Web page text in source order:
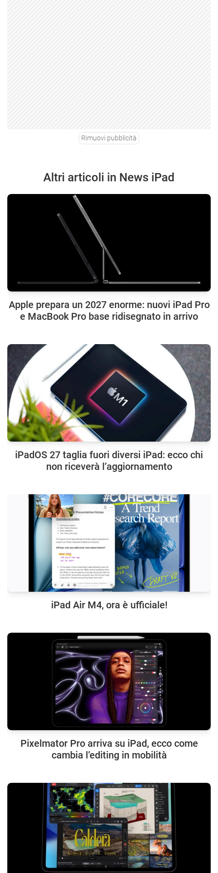
Rimuovi pubblicità
Altri articoli in News iPad
Apple prepara un 2027 enorme: nuovi iPad Pro
e MacBook Pro base ridisegnato in arrivo
iPadOS 27 taglia fuori diversi iPad: ecco chi
non riceverà l’aggiornamento
iPad Air M4, ora è ufficiale!
Pixelmator Pro arriva su iPad, ecco come
cambia l’editing in mobilità